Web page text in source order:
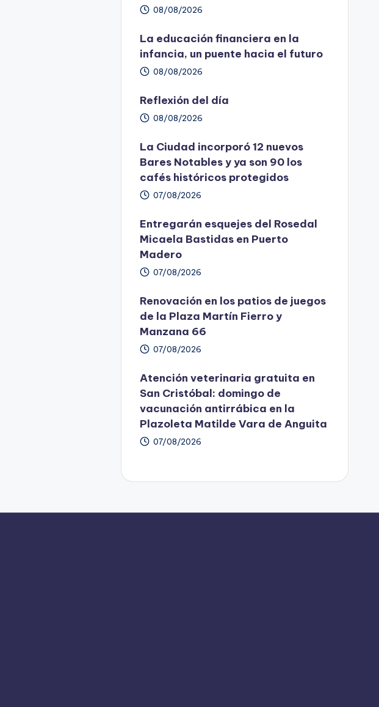
08/08/2026
La educación financiera en la
infancia, un puente hacia el futuro
08/08/2026
Reflexión del día
08/08/2026
La Ciudad incorporó 12 nuevos
Bares Notables y ya son 90 los
cafés históricos protegidos
07/08/2026
Entregarán esquejes del Rosedal
Micaela Bastidas en Puerto
Madero
07/08/2026
Renovación en los patios de juegos
de la Plaza Martín Fierro y
Manzana 66
07/08/2026
Atención veterinaria gratuita en
San Cristóbal: domingo de
vacunación antirrábica en la
Plazoleta Matilde Vara de Anguita
07/08/2026